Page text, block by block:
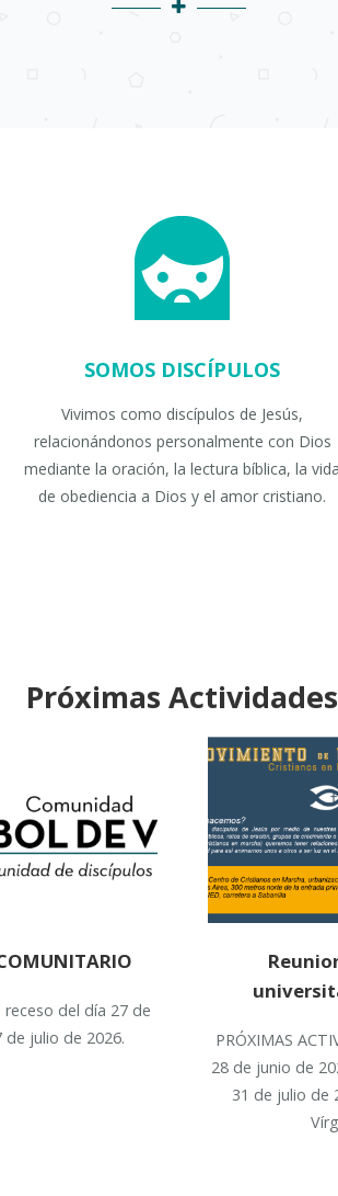
SOMOS DISCÍPULOS
Vivimos como discípulos de Jesús,
relacionándonos personalmente con Dios
mediante la oración, la lectura bíblica, la vida
de obediencia a Dios y el amor cristiano.
Próximas Actividades
receso del día 27 de
de julio de 2026.
PRÓXIMAS
28 de junio de
31 de julio